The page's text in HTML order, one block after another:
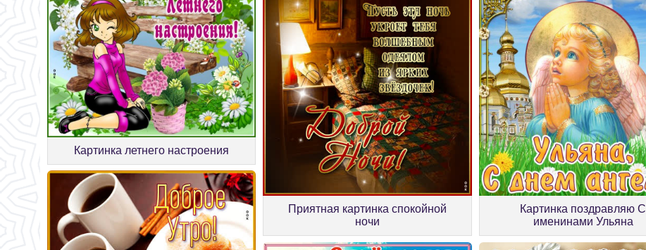
Картинка летнего настроения
Приятная картинка спокойной
ночи
Картинка поздравляю С
именинами Ульяна